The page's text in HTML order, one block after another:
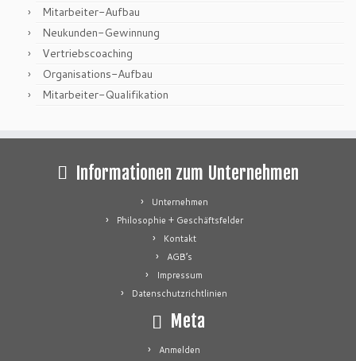
Mitarbeiter-Aufbau
Neukunden-Gewinnung
Vertriebscoaching
Organisations-Aufbau
Mitarbeiter-Qualifikation
Informationen zum Unternehmen
Unternehmen
Philosophie + Geschäftsfelder
Kontakt
AGB’s
Impressum
Datenschutzrichtlinien
Meta
Anmelden